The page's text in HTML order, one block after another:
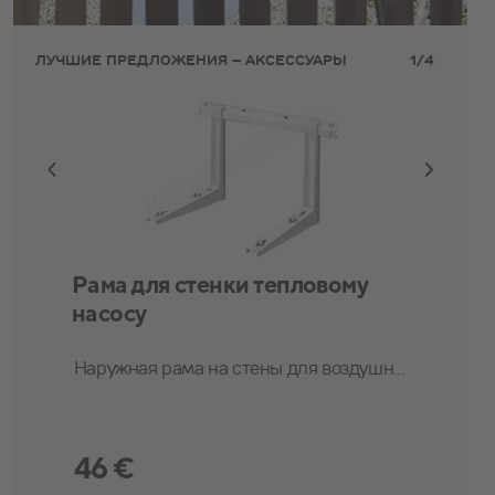
Alpha Innotec WZS 62 V-Line 6
kW интегрированный бойлер
Отапливает до 150 m²
10 998 €
ЛУЧШИЕ ПРЕДЛОЖЕНИЯ – AКСЕССУАРЫ 1/4
Рама для стенки тепловому
насосу
Наружная рама на стены для воздушного теплового насоса.
46 €